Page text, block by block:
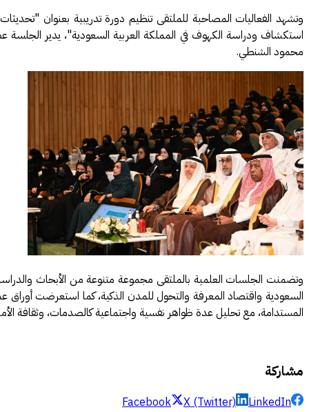
استكشاف ودراسة الكهوف في المملكة العربية السعودية"، يدير الجلسة
محمود الشنطي.
وتضمنت الجلسات العلمية بالملتقى مجموعة متنوعة من الأبحاث
السعودية واقتصاد المعرفة والتحول للمدن الذكية، كما استعرضت أوراق
المستدامة، مع تحليل عدة ظواهر نفسية واجتماعية كالصدمات، وثقافة
مشاركة
Facebook X (Twitter)
LinkedIn